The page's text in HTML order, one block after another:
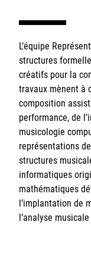
Membres
Projets
Publications
Logiciels
Actualités
Repmus Wiki
L’équipe
structures
créatifs pour la
travaux mènent à
composition
performance, de
musicologie
représentations
structures
informatiques
mathématiques
l’implantation de
l’analyse